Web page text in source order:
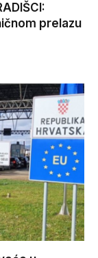
prelazu